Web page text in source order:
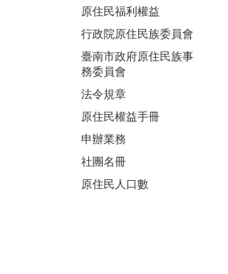
原住民福利權益
行政院原住民族委員會
臺南市政府原住民族事
務委員會
法令規章
原住民權益手冊
申辦業務
社團名冊
原住民人口數